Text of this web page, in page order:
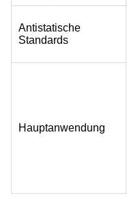
Antistatische
Standards
Hauptanwendung